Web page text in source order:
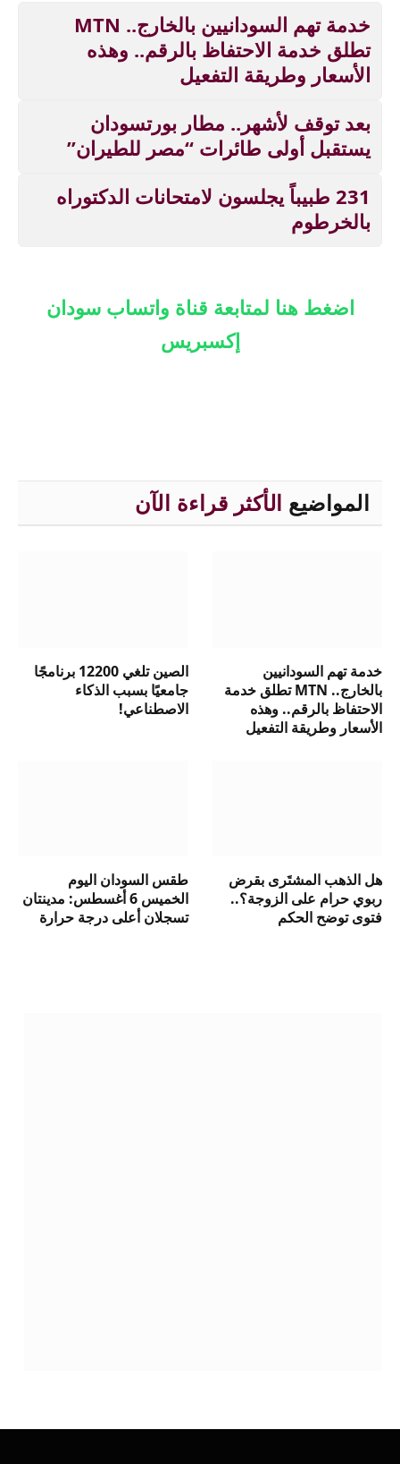
خدمة تهم السودانيين بالخارج.. MTN
تطلق خدمة الاحتفاظ بالرقم.. وهذه
الأسعار وطريقة التفعيل
بعد توقف لأشهر.. مطار بورتسودان
يستقبل أولى طائرات “مصر للطيران”
231 طبيباً يجلسون لامتحانات الدكتوراه
بالخرطوم
اضغط هنا لمتابعة قناة واتساب سودان
إكسبريس
المواضيع الأكثر قراءة الآن
خدمة تهم السودانيين
بالخارج.. MTN تطلق خدمة
الاحتفاظ بالرقم.. وهذه
الأسعار وطريقة التفعيل
الصين تلغي 12200 برنامجًا
جامعيًا بسبب الذكاء
الاصطناعي!
هل الذهب المشتَرى بقرض
ربوي حرام على الزوجة؟..
فتوى توضح الحكم
طقس السودان اليوم
الخميس 6 أغسطس: مدينتان
تسجلان أعلى درجة حرارة